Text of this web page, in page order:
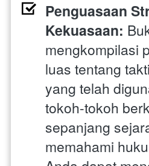
Penguasaan
Kekuasaan:
mengkompilasi
luas tentang
yang telah
tokoh-tokoh
sepanjang
memahami